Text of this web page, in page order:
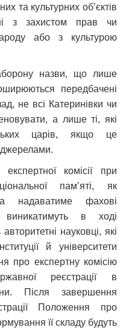
та культурних обʼєктів
з захистом прав чи
або з культурою
назви, що лише
передбачені
не всі Катеринівки чи
а лише ті, які
царів, якщо це
джерелами.
комісії при
памʼяті, як
надаватиме фахові
в ході
науковці, які
й університети
про експертну комісію
реєстрації в
Після завершення
Положення про
її складу будуть